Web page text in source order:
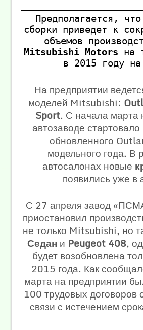
Предполагается,
сборки приведет к
Mitsubishi Motors на
в 2015 году на
На предприятии
моделей Mitsubishi:
Sport. С начала марта
автозаводе
обновленного
модельного года. В
автосалонах новые
появились уже в
С 27 апреля завод
приостановил
не только Mitsubishi, но
Седани Peugeot 408,
будет возобновлена
2015 года. Как
марта на предприятии
100 трудовых договоров
связи с истечением